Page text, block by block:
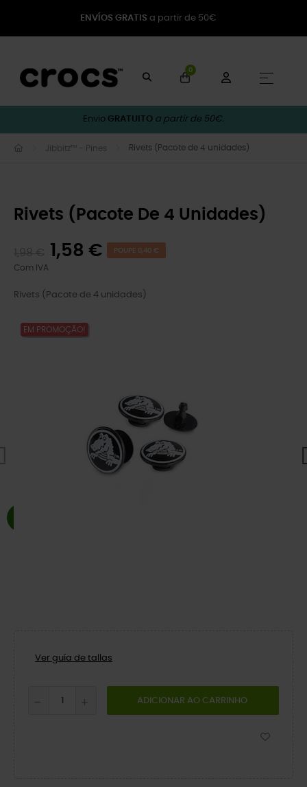
ENVÍOS GRATIS a partir de 50€
0
☰
Envio GRATUITO a partir de 50€.
Jibbitz™ - Pines Rivets (Pacote de 4 unidades)
Rivets (Pacote De 4 Unidades)
1,58 € POUPE 0,40 €
Com IVA
Rivets (Pacote de 4 unidades)
EM PROMOÇÃO!
Ver guía de tallas
ADICIONAR AO CARRINHO